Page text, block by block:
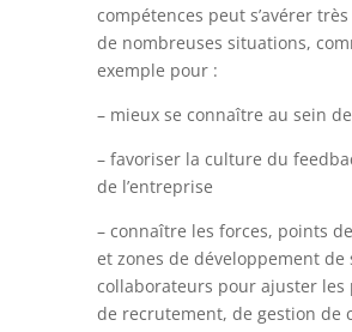
compétences peut s’avérer
de nombreuses situations,
exemple pour :
– mieux se connaître au sein
– favoriser la culture du
de l’entreprise
– connaître les forces, points
et zones de développement de
collaborateurs pour ajuster les
de recrutement, de gestion de